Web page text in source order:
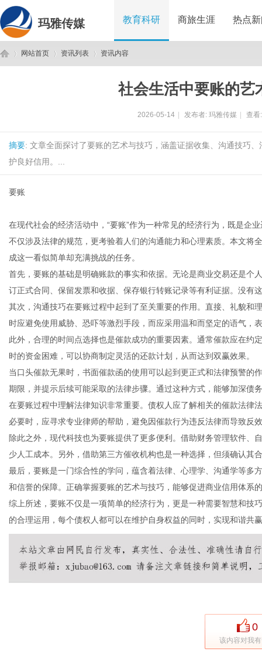
玛雅传媒 教育科研 商旅生涯 热点
网站首页 资讯列表 资讯内容
社会生活中要账的艺
2026-05-14 发布者: 玛雅传媒 查
摘要: 文章全面探讨了要账的艺术与技巧，涵盖证据收集、沟通技巧
护良好信用。...
要账
在现代社会的经济活动中，“要账”作为一种常见的经济行为，既是企
不仅涉及法律的规范，更考验着人们的沟通能力和心理素质。本文将
成这一看似简单却充满挑战的任务。
首先，要账的基础是明确账款的事实和依据。无论是商业交易还是个
订正式合同、保留发票和收据、保存银行转账记录等有利证据。没有
其次，沟通技巧在要账过程中起到了至关重要的作用。直接、礼貌和
时应避免使用威胁、恐吓等激烈手段，而应采用温和而坚定的语气，
此外，合理的时间点选择也是催款成功的重要因素。通常催款应在约
时的资金困难，可以协商制定灵活的还款计划，从而达到双赢效果。
当口头催款无果时，书面催款函的使用可以起到更正式和法律预警的
期限，并提示后续可能采取的法律步骤。通过这种方式，能够加深债
在要账过程中理解法律知识非常重要。债权人应了解相关的催款法律
必要时，应寻求专业律师的帮助，避免因催款行为违反法律而导致反
除此之外，现代科技也为要账提供了更多便利。借助财务管理软件、
少人工成本。另外，借助第三方催收机构也是一种选择，但须确认其
最后，要账是一门综合性的学问，蕴含着法律、心理学、沟通学等多
和信誉的保障。正确掌握要账的艺术与技巧，能够促进商业信用体系
综上所述，要账不仅是一项简单的经济行为，更是一种需要智慧和技
的合理运用，每个债权人都可以在维护自身权益的同时，实现和谐共
0
该内容对我